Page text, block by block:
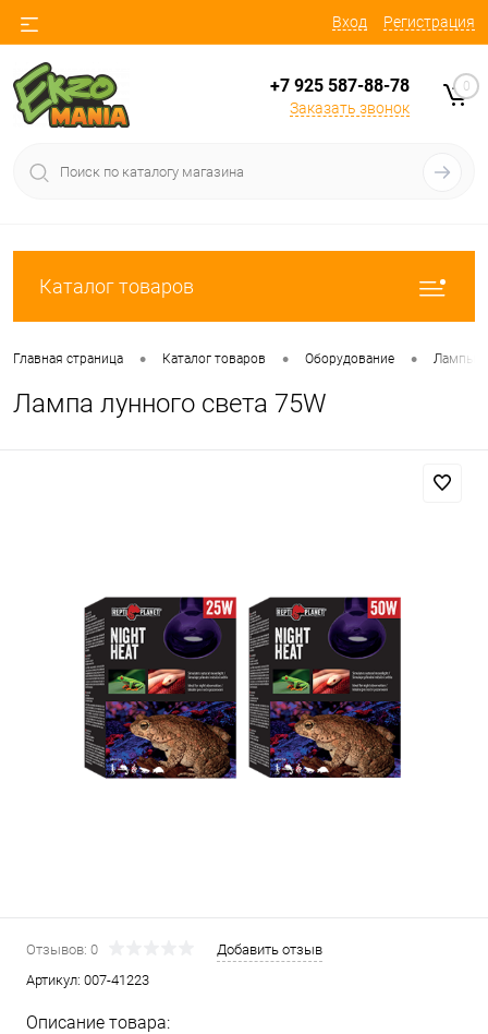
Вход Регистрация
+7 925 587-88-78
Заказать звонок
0
Каталог товаров
Главная страница • Каталог товаров • Оборудование • Лампы
Лампа лунного света 75W
Отзывов: 0
Добавить отзыв
Артикул: 007-41223
Описание товара: